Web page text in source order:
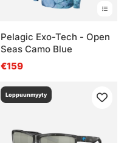
Pelagic Exo-Tech - Open
Seas Camo Blue
€159
Loppuunmyyty